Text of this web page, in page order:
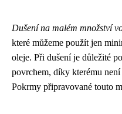
Dušení na malém množství
které můžeme použít jen
oleje. Při dušení je důležité
povrchem, díky kterému
Pokrmy připravované touto